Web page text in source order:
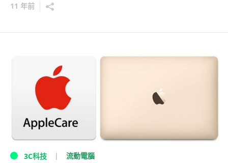
11 年前
3C科技 流動電腦